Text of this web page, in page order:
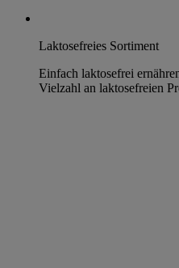
Laktosefreies Sortiment
Einfach laktosefrei
Vielzahl an laktosefreien